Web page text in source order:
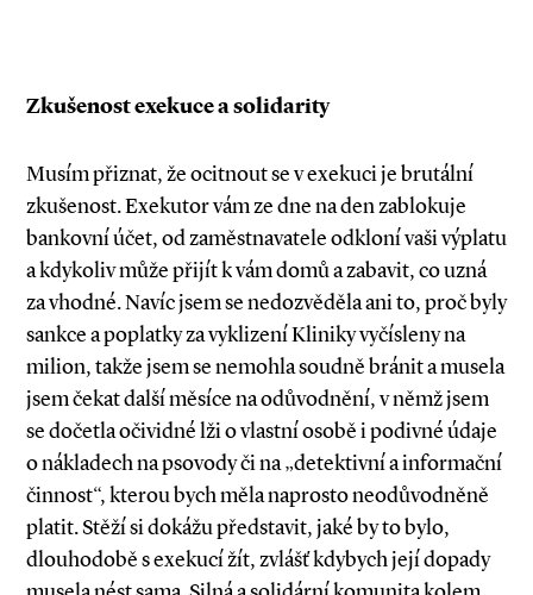
Zkušenost exekuce a solidarity
Musím přiznat, že ocitnout se v exekuci je brutální
zkušenost. Exekutor vám ze dne na den zablokuje
bankovní účet, od zaměstnavatele odkloní vaši výplatu
a kdykoliv může přijít k vám domů a zabavit, co uzná
za vhodné. Navíc jsem se nedozvěděla ani to, proč byly
sankce a poplatky za vyklizení Kliniky vyčísleny na
milion, takže jsem se nemohla soudně bránit a musela
jsem čekat další měsíce na odůvodnění, v němž jsem
se dočetla očividné lži o vlastní osobě i podivné údaje
o nákladech na psovody či na „detektivní a informační
činnost“, kterou bych měla naprosto neodůvodněně
platit. Stěží si dokážu představit, jaké by to bylo,
dlouhodobě s exekucí žít, zvlášť kdybych její dopady